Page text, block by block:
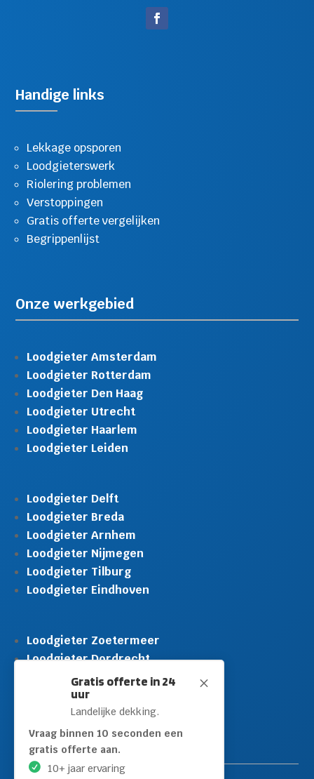
M
Gratis offerte in 24
uur
Landelijke dekking.
Vraag binnen 10 seconden een
gratis offerte aan.
10+ jaar ervaring
Handige links
Lekkage opsporen
Loodgieterswerk
Riolering problemen
Verstoppingen
Gratis offerte vergelijken
Begrippenlijst
Onze werkgebied
Loodgieter Amsterdam
Loodgieter Rotterdam
Loodgieter Den Haag
Loodgieter Utrecht
Loodgieter Haarlem
Loodgieter Leiden
Loodgieter Delft
Loodgieter Breda
Loodgieter Arnhem
Loodgieter Nijmegen
Loodgieter Tilburg
Loodgieter Eindhoven
Loodgieter Zoetermeer
Loodgieter Dordrecht
Loodgieter Rijswijk
Loodgieter Schiedam
Loodgieter Leidschendam
Loodgieter Hilversum